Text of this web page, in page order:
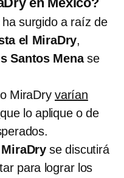
surgido a raíz de
el MiraDry,
Santos Menase
MiraDryvarían
que lo aplique o de
se discutirá
para lograr los